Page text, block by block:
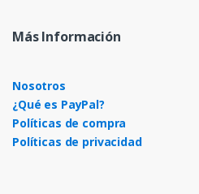
Más Información
Nosotros
¿Qué es PayPal?
Políticas de compra
Políticas de privacidad